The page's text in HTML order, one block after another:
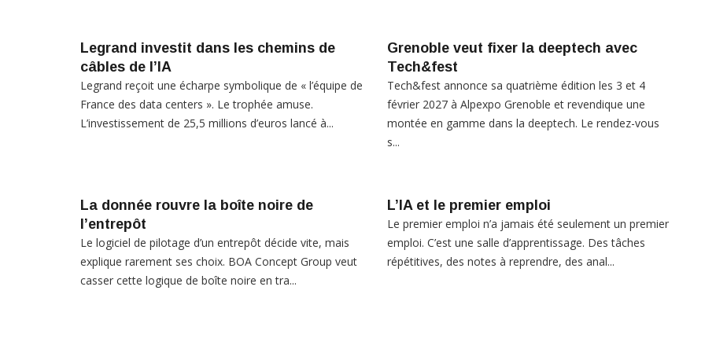
Legrand investit dans les chemins de
câbles de l’IA
Legrand reçoit une écharpe symbolique de « l’équipe de
France des data centers ». Le trophée amuse.
L’investissement de 25,5 millions d’euros lancé à...
Grenoble veut fixer la deeptech avec
Tech&fest
Tech&fest annonce sa quatrième édition les 3 et 4
février 2027 à Alpexpo Grenoble et revendique une
montée en gamme dans la deeptech. Le rendez-vous
s...
La donnée rouvre la boîte noire de
l’entrepôt
Le logiciel de pilotage d’un entrepôt décide vite, mais
explique rarement ses choix. BOA Concept Group veut
casser cette logique de boîte noire en tra...
L’IA et le premier emploi
Le premier emploi n’a jamais été seulement un premier
emploi. C’est une salle d’apprentissage. Des tâches
répétitives, des notes à reprendre, des anal...